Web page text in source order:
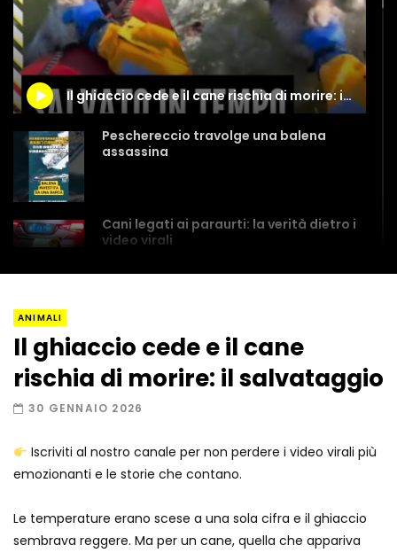
Il ghiaccio cede e il cane rischia di morire: il salvataggio
Peschereccio travolge una balena
assassina
Cani legati ai paraurti: la verità dietro i
video virali
Capibara in gara: chi resiste di più nel
bagno caldo
ANIMALI
Il ghiaccio cede e il cane
rischia di morire: il salvataggio
30 GENNAIO 2026
Iscriviti al nostro canale per non perdere i video virali più
emozionanti e le storie che contano.
Le temperature erano scese a una sola cifra e il ghiaccio
sembrava reggere. Ma per un cane, quella che appariva